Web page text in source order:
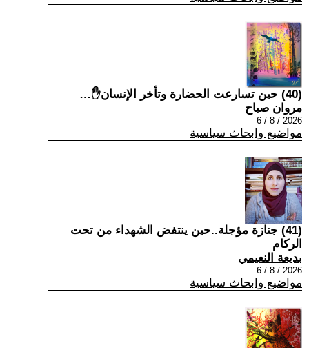
(40) حين تسارعت الحضارة وتأخر الإنسان✋…
مروان صباح
2026 / 8 / 6
مواضيع وابحاث سياسية
(41) جنازة مؤجلة..حين ينتفض الشهداء من تحت
الركام
بديعة النعيمي
2026 / 8 / 6
مواضيع وابحاث سياسية